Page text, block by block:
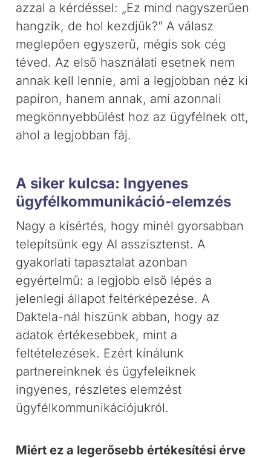
azzal a kérdéssel: „Ez mind nagyszerűen
hangzik, de hol kezdjük?” A válasz
meglepően egyszerű, mégis sok cég
téved. Az első használati esetnek nem
annak kell lennie, ami a legjobban néz ki
papíron, hanem annak, ami azonnali
megkönnyebbülést hoz az ügyfélnek ott,
ahol a legjobban fáj.
A siker kulcsa: Ingyenes
ügyfélkommunikáció-elemzés
Nagy a kísértés, hogy minél gyorsabban
telepítsünk egy AI asszisztenst. A
gyakorlati tapasztalat azonban
egyértelmű: a legjobb első lépés a
jelenlegi állapot feltérképezése. A
Daktela-nál hiszünk abban, hogy az
adatok értékesebbek, mint a
feltételezések. Ezért kínálunk
partnereinknek és ügyfeleiknek
ingyenes, részletes elemzést
ügyfélkommunikációjukról.
Miért ez a legerősebb értékesítési érve